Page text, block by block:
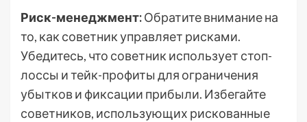
Риск-менеджмент:Обратите внимание на
то, как советник управляет рисками.
Убедитесь, что советник использует стоп-
лоссы и тейк-профиты для ограничения
убытков и фиксации прибыли. Избегайте
советников, использующих рискованные